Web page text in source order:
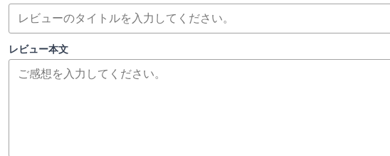
レビュー本文